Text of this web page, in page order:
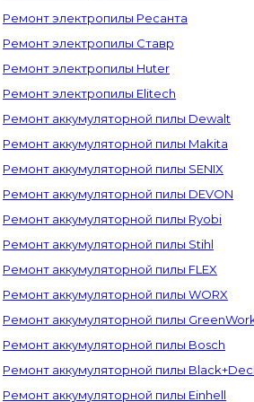
Ремонт электропилы Ресанта
Ремонт электропилы Ставр
Ремонт электропилы Huter
Ремонт электропилы Elitech
Ремонт аккумуляторной пилы Dewalt
Ремонт аккумуляторной пилы Makita
Ремонт аккумуляторной пилы SENIX
Ремонт аккумуляторной пилы DEVON
Ремонт аккумуляторной пилы Ryobi
Ремонт аккумуляторной пилы Stihl
Ремонт аккумуляторной пилы FLEX
Ремонт аккумуляторной пилы WORX
Ремонт аккумуляторной пилы
Ремонт аккумуляторной пилы Bosch
Ремонт аккумуляторной пилы
Ремонт аккумуляторной пилы Einhell